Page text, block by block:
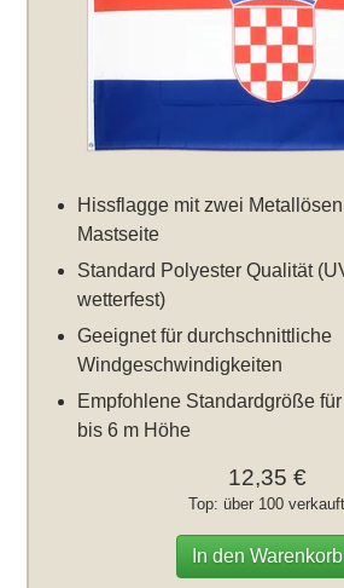
Hissflagge mit zwei
Mastseite
Standard Polyester Qualität
wetterfest)
Geeignet für durchschnittliche
Windgeschwindigkeiten
Empfohlene Standardgröße
bis 6 m Höhe
12,35 €
Top: über 100 verkauft
In den Warenkorb